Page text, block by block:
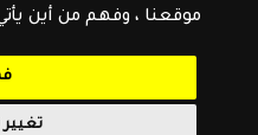
موقعنا ، وفهم من أين يأتي